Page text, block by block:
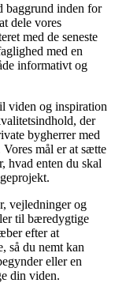
baggrund inden for
dele vores
med de seneste
med en
informativt og
viden og inspiration
der
bygherrer med
mål er at sætte
hvad enten du skal
vejledninger og
til bæredygtige
efter at
så du nemt kan
eller en
din viden.